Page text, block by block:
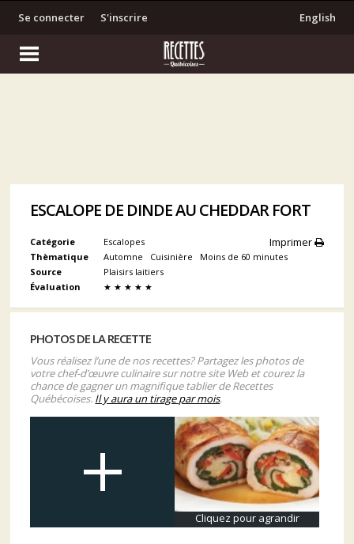
S'inscrire
Se connecter English
ESCALOPE DE DINDE AU CHEDDAR FORT
Imprimer
Catégorie
Escalopes
Thèmatique
Automne Cuisinière
Moins de 60 minutes
Source
Plaisirs laitiers
Évaluation
★ ★ ★ ★ ★
PHOTOS DE LA RECETTE
Vous réalisez l’une de nos recettes? Partagez les photos de
votre chef-d’œuvre culinaire sur notre site Web et courez la
chance de gagner un magnifique tablier de Recettes
Québécoises. Il y aura un tirage par mois.
Cliquez pour agrandir